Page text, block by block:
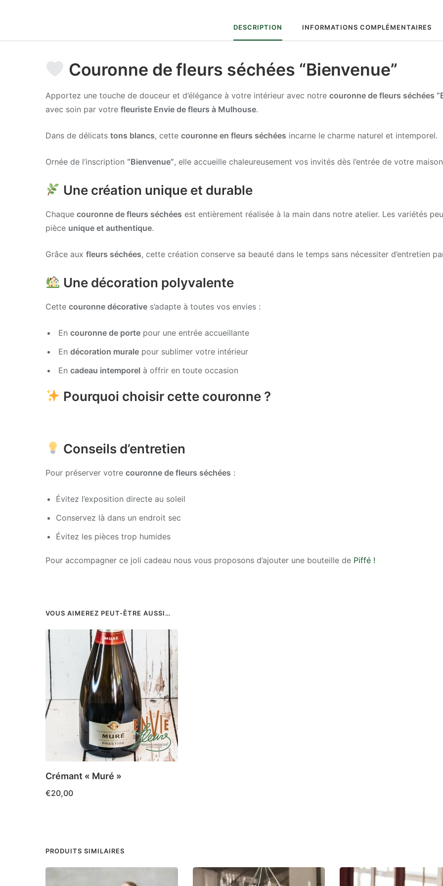
DESCRIPTION INFORMATIONS COMPLÉMENTAIRES
Couronne de fleurs séchées “Bienvenue”
Apportez une touche de douceur et d’élégance à votre intérieur avec notre couronne de fleurs séchées
avec soin par votre fleuriste Envie de fleurs à Mulhouse.
Dans de délicats tons blancs, cette couronne en fleurs séchées incarne le charme naturel et intemporel.
Ornée de l’inscription “Bienvenue”, elle accueille chaleureusement vos invités dès l’entrée de votre
Une création unique et durable
Chaque couronne de fleurs séchées est entièrement réalisée à la main dans notre atelier. Les variétés
pièce unique et authentique.
Grâce aux fleurs séchées, cette création conserve sa beauté dans le temps sans nécessiter d’entretien
Une décoration polyvalente
Cette couronne décorative s’adapte à toutes vos envies :
En couronne de portepour une entrée accueillante
En décoration muralepour sublimer votre intérieur
En cadeau intemporel à offrir en toute occasion
Pourquoi choisir cette couronne ?
Conseils d’entretien
Pour préserver votre couronne de fleurs séchées :
Évitez l’exposition directe au soleil
Conservez là dans un endroit sec
Évitez les pièces trop humides
Pour accompagner ce joli cadeau nous vous proposons d’ajouter une bouteille de Piffé !
VOUS AIMEREZ PEUT-ÊTRE AUSSI…
Crémant « Muré »
€20,00
PRODUITS SIMILAIRES